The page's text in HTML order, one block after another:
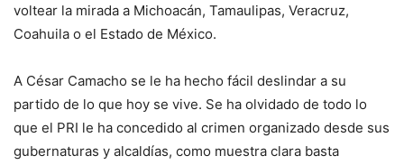
voltear la mirada a Michoacán, Tamaulipas, Veracruz,
Coahuila o el Estado de México.
A César Camacho se le ha hecho fácil deslindar a su
partido de lo que hoy se vive. Se ha olvidado de todo lo
que el PRI le ha concedido al crimen organizado desde sus
gubernaturas y alcaldías, como muestra clara basta